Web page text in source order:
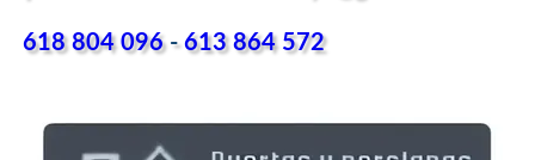
618 804 096-613 864 572